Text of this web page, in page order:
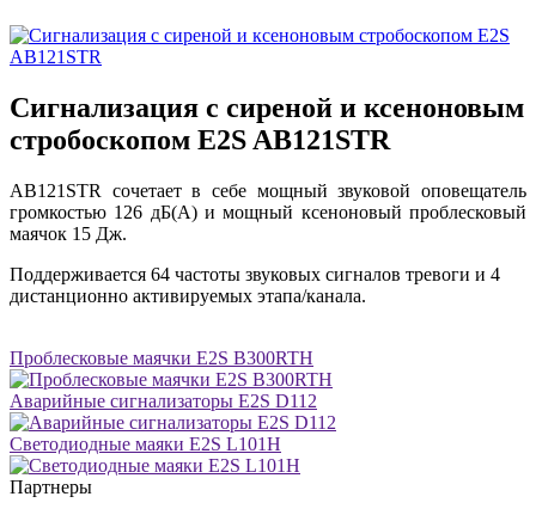
Сигнализация с сиреной и ксеноновым
стробоскопом E2S AB121STR
AB121STR сочетает в себе мощный звуковой оповещатель
громкостью 126 дБ(A) и мощный ксеноновый проблесковый
маячок 15 Дж.
Поддерживается 64 частоты звуковых сигналов тревоги и 4
дистанционно активируемых этапа/канала.
Проблесковые маячки E2S B300RTH
Аварийные сигнализаторы E2S D112
Светодиодные маяки E2S L101H
Партнеры